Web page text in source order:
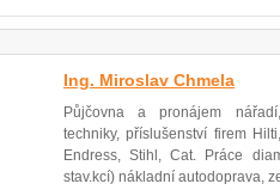
Ing. Miroslav Chmela
Půjčovna a pronájem
techniky, příslušenství firem
Endress, Stihl, Cat. Práce
stav.kcí) nákladní autodoprava,